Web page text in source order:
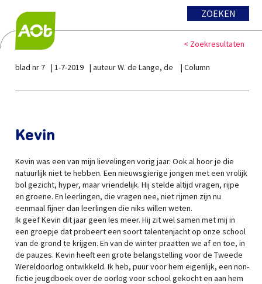
ZOEKEN
< Zoekresultaten
blad nr 7 1-7-2019 auteur W. de Lange, de Column
Kevin
Kevin was een van mijn lievelingen vorig jaar. Ook al hoor je die
natuurlijk niet te hebben. Een nieuwsgierige jongen met een vrolijk
bol gezicht, hyper, maar vriendelijk. Hij stelde altijd vragen, rijpe
en groene. En leerlingen, die vragen nee, niet rijmen zijn nu
eenmaal fijner dan leerlingen die niks willen weten.
Ik geef Kevin dit jaar geen les meer. Hij zit wel samen met mij in
een groepje dat probeert een soort talentenjacht op onze school
van de grond te krijgen. En van de winter praatten we af en toe, in
de pauzes. Kevin heeft een grote belangstelling voor de Tweede
Wereldoorlog ontwikkeld. Ik heb, puur voor hem eigenlijk, een non-
fictie jeugdboek over de oorlog voor school gekocht en aan hem